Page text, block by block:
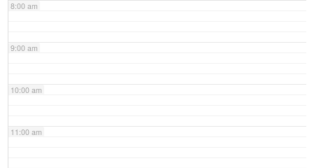
8:00 am
9:00 am
10:00 am
11:00 am